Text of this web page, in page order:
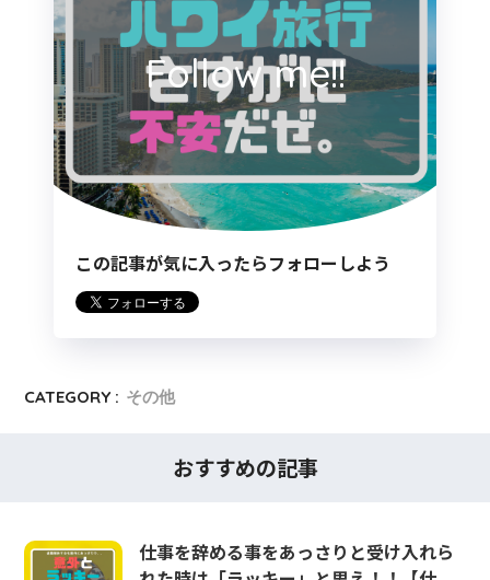
Follow me!!
この記事が気に入ったらフォローしよう
CATEGORY : その他
おすすめの記事
仕事を辞める事をあっさりと受け入れら